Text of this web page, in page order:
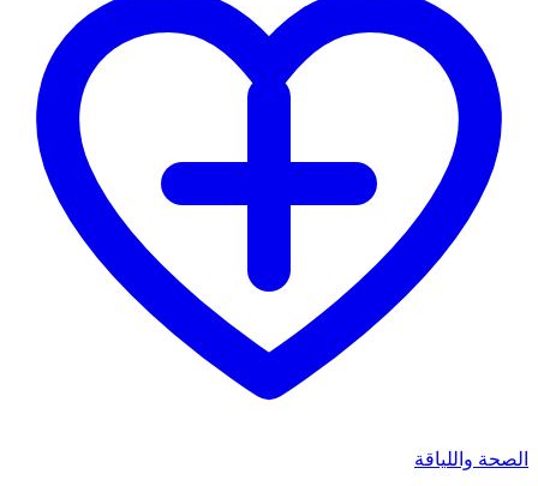
الصحة واللياقة